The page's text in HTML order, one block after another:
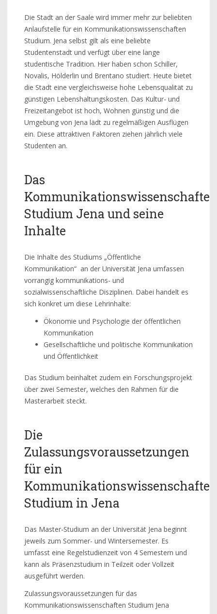
Die Stadt an der Saale wird immer mehr zur beliebten
Anlaufstelle für ein Kommunikationswissenschaften
Studium. Jena selbst gilt als eine beliebte
Studentenstadt und verfügt über eine lange
studentische Tradition. Hier haben schon Schiller,
Novalis, Hölderlin und Brentano studiert. Heute bietet
die Stadt eine vergleichsweise hohe Lebensqualität zu
günstigen Lebenshaltungskosten. Das Kultur- und
Freizeitangebot ist hoch, Wohnen günstig und die
Umgebung von Jena lädt zu regelmäßigen Ausflügen
ein. Diese attraktiven Faktoren ziehen jährlich viele
Studenten an.
Das
Studium Jena und seine
Inhalte
Die Inhalte des Studiums „Öffentliche
Kommunikation“ an der Universität Jena umfassen
vorrangig kommunikations- und
sozialwissenschaftliche Disziplinen. Dabei handelt es
sich konkret um diese Lehrinhalte:
Ökonomie und Psychologie der öffentlichen
Kommunikation
Gesellschaftliche und politische Kommunikation
und Öffentlichkeit
Das Studium beinhaltet zudem ein Forschungsprojekt
über zwei Semester, welches den Rahmen für die
Masterarbeit steckt.
Die
Zulassungsvoraussetzungen
für ein
Studium in Jena
Das Master-Studium an der Universität Jena beginnt
jeweils zum Sommer- und Wintersemester. Es
umfasst eine Regelstudienzeit von 4 Semestern und
kann als Präsenzstudium in Teilzeit oder Vollzeit
ausgeführt werden.
Zulassungsvoraussetzungen für das
Kommunikationswissenschaften Studium Jena